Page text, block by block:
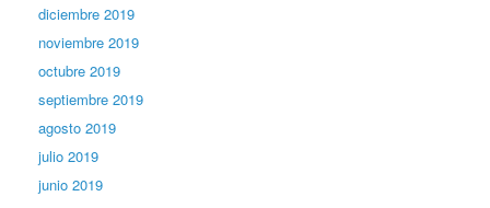
diciembre 2019
noviembre 2019
octubre 2019
septiembre 2019
agosto 2019
julio 2019
junio 2019